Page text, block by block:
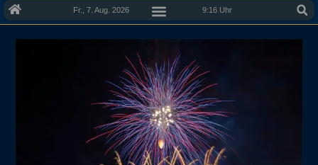
Fr., 7. Aug. 2026 9:16 Uhr